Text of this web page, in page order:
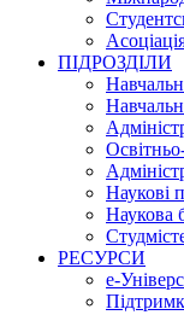
ПІДРОЗДІЛИ
Наукові
Наукова
РЕСУРСИ
е-